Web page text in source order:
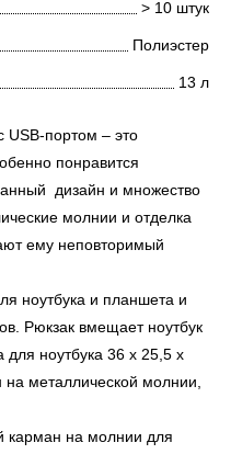
> 10 штук
Полиэстер
13 л
USB-портом – это
понравится
дизайн и множество
молнии и отделка
ему неповторимый
ноутбука и планшета и
Рюкзак вмещает ноутбук
ноутбука 36 x 25,5 x
металлической молнии,
карман на молнии для